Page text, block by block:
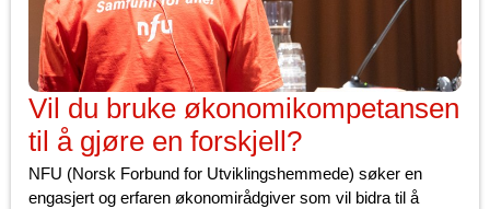
Vil du bruke økonomikompetansen
til å gjøre en forskjell?
NFU (Norsk Forbund for Utviklingshemmede) søker en
engasjert og erfaren økonomirådgiver som vil bidra til å